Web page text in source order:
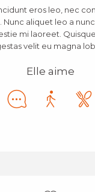
eros leo, nec
Nunc aliquet leo a
mi laoreet.
velit eu magna
Elle aime